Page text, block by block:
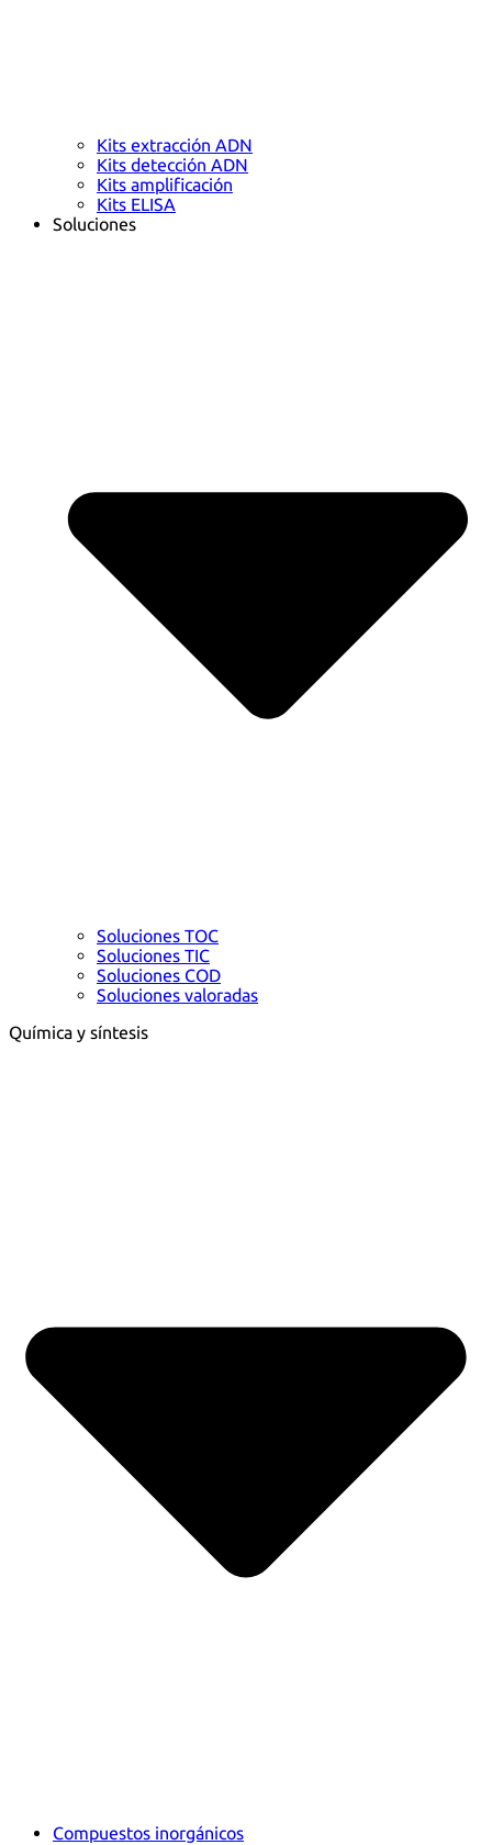
Kits extracción ADN
Kits detección ADN
Kits amplificación
Kits ELISA
Soluciones
Soluciones TOC
Soluciones TIC
Soluciones COD
Soluciones valoradas
Química y síntesis
Compuestos inorgánicos